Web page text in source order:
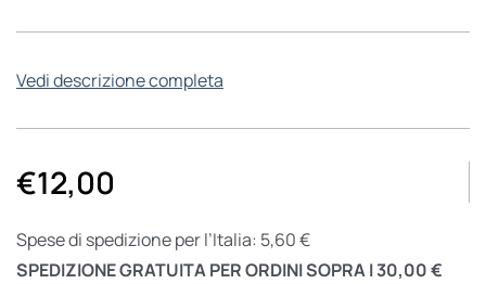
Vedi descrizione completa
€12,00
Spese di spedizione per l’Italia: 5,60 €
SPEDIZIONE GRATUITA PER ORDINI SOPRA I 30,00 €